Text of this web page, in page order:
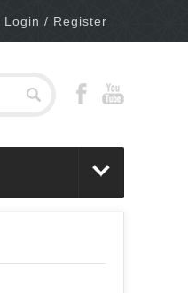
Login / Register